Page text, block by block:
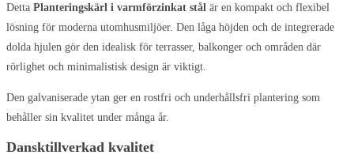
Detta Planteringskärl i varmförzinkat stål är en kompakt och flexibel
lösning för moderna utomhusmiljöer. Den låga höjden och de integrerade
dolda hjulen gör den idealisk för terrasser, balkonger och områden där
rörlighet och minimalistisk design är viktigt.
Den galvaniserade ytan ger en rostfri och underhållsfri plantering som
behåller sin kvalitet under många år.
Dansktillverkad kvalitet